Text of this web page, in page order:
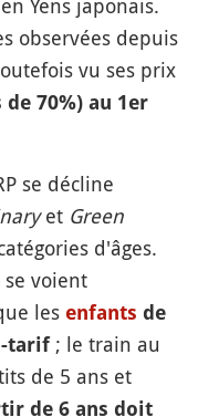
Yens japonais.
observées depuis
vu ses prix
70%) au 1er
se décline
et Green
d'âges.
se voient
les enfants de
tarif; le train au
de 5 ans et
de 6 ans doit